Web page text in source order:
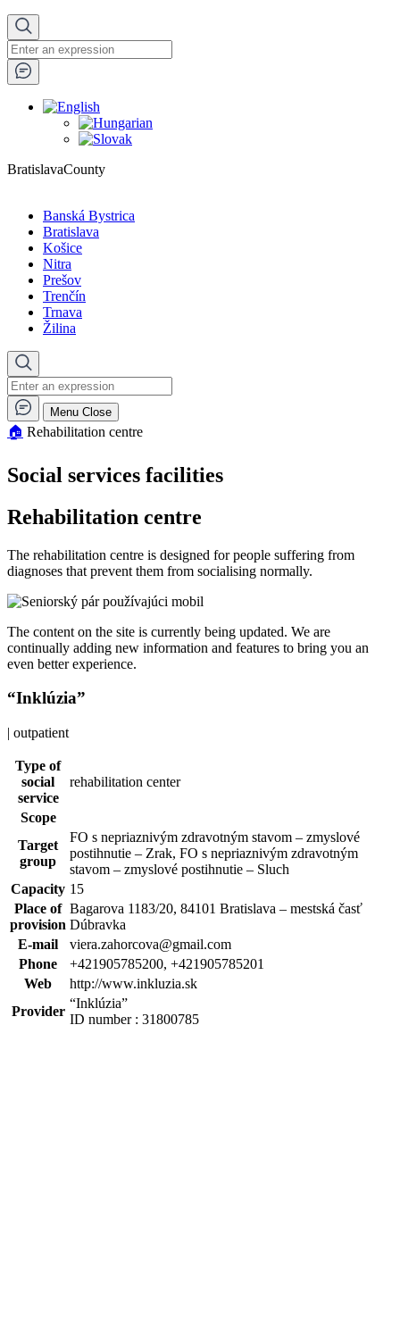
BratislavaCounty
Banská Bystrica
Bratislava
Košice
Nitra
Prešov
Trenčín
Trnava
Žilina
Menu Close
🏠︎ Rehabilitation centre
Social services facilities
Rehabilitation centre
The rehabilitation centre is designed for people suffering from
diagnoses that prevent them from socialising normally.
The content on the site is currently being updated. We are
continually adding new information and features to bring you an
even better experience.
“Inklúzia”
| outpatient
Type of
social
service
rehabilitation center
Scope
Target
group
FO s nepriaznivým zdravotným stavom – zmyslové
postihnutie – Zrak, FO s nepriaznivým zdravotným
stavom – zmyslové postihnutie – Sluch
Capacity 15
Place of
provision
Bagarova 1183/20, 84101 Bratislava – mestská časť
Dúbravka
E-mail
viera.zahorcova@gmail.com
Phone
+421905785200, +421905785201
Web
http://www.inkluzia.sk
Provider
“Inklúzia”
ID number : 31800785